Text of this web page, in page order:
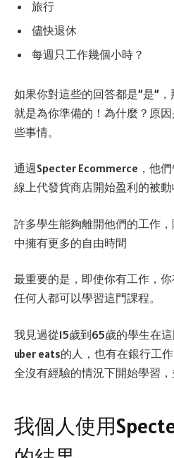
旅行
儘快退休
每週只工作幾個小時？
如果你對這些的回答都是”是”
就是為你準備的！為什麼？原
些事情。
通過Specter Ecommerce，他
線上代發貨商店開始盈利的被動
許多學生能夠離開他們的工作
中擁有更多的自由時間
最重要的是，即使你有工作，
任何人都可以學習這門課程。
我見過從15歲到65歲的學生在
uber eats的人，也有在銀行工
全沒有經驗的情況下開始學習，
我個人使用